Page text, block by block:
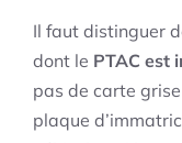
Il faut distinguer
dont le PTAC est
pas de carte
plaque